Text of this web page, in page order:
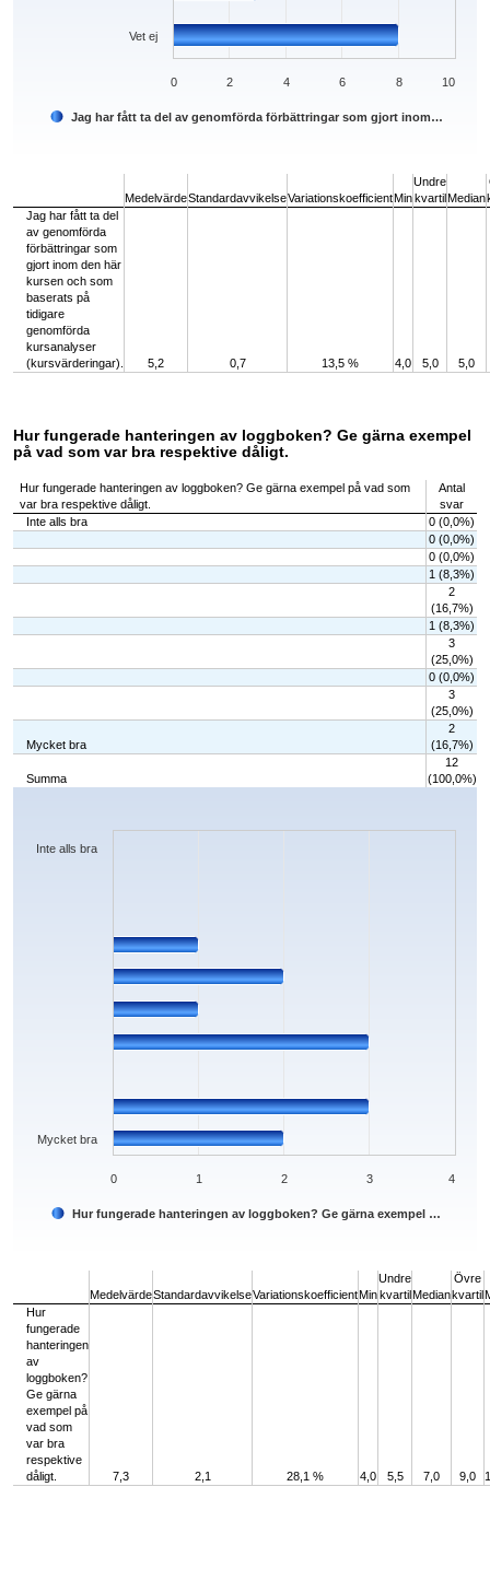
Jag har fått ta del av genomförda förbättringar som gjort inom…
Vet ej
0 2 4 6 8 10
MedelvärdeStandardavvikelseVariationskoefficientMin
Undre
kvartil Median
Jag har fått ta del
av genomförda
förbättringar som
gjort inom den här
kursen och som
baserats på
tidigare
genomförda
kursanalyser
(kursvärderingar).
5,2 0,7 13,5 % 4,0 5,0 5,0
Hur fungerade hanteringen av loggboken? Ge gärna exempel
på vad som var bra respektive dåligt.
Hur fungerade hanteringen av loggboken? Ge gärna exempel på vad som
var bra respektive dåligt.
Antal
svar
Inte alls bra
0 (0,0%)
0 (0,0%)
0 (0,0%)
1 (8,3%)
2
(16,7%)
1 (8,3%)
3
(25,0%)
0 (0,0%)
3
(25,0%)
Mycket bra
2
(16,7%)
Summa
12
(100,0%)
Chart
The chart has 1 X axis displaying categories.
The chart has 1 Y axis displaying values. Data ranges from 0 to 3.
Hur fungerade hanteringen av loggboken? Ge gärna exempel …
Mycket bra
Inte alls bra
0 1 2 3 4
MedelvärdeStandardavvikelseVariationskoefficientMin
Undre
kvartil Median
Övre
kvartil
Hur
fungerade
hanteringen
av
loggboken?
Ge gärna
exempel på
vad som
var bra
respektive
dåligt.
7,3 2,1 28,1 % 4,0 5,5 7,0 9,0